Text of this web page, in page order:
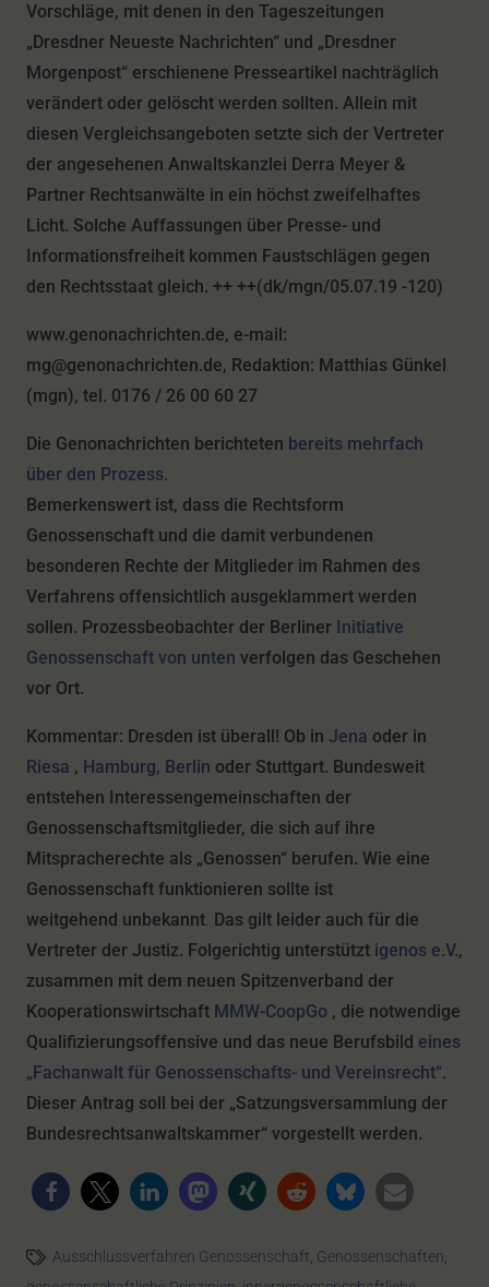
Vorschläge, mit denen in den Tageszeitungen
„Dresdner Neueste Nachrichten“ und „Dresdner
Morgenpost“ erschienene Presseartikel nachträglich
verändert oder gelöscht werden sollten. Allein mit
diesen Vergleichsangeboten setzte sich der Vertreter
der angesehenen Anwaltskanzlei Derra Meyer &
Partner Rechtsanwälte in ein höchst zweifelhaftes
Licht. Solche Auffassungen über Presse- und
Informationsfreiheit kommen Faustschlägen gegen
den Rechtsstaat gleich. ++ ++(dk/mgn/05.07.19 -120)
www.genonachrichten.de, e-mail:
mg@genonachrichten.de, Redaktion: Matthias Günkel
(mgn), tel. 0176 / 26 00 60 27
Die Genonachrichten berichteten bereits mehrfach
über den Prozess.
Bemerkenswert ist, dass die Rechtsform
Genossenschaft und die damit verbundenen
besonderen Rechte der Mitglieder im Rahmen des
Verfahrens offensichtlich ausgeklammert werden
sollen. Prozessbeobachter der Berliner Initiative
Genossenschaft von unten verfolgen das Geschehen
vor Ort.
Kommentar: Dresden ist überall! Ob in Jena oder in
Riesa , Hamburg, Berlin oder Stuttgart. Bundesweit
entstehen Interessengemeinschaften der
Genossenschaftsmitglieder, die sich auf ihre
Mitspracherechte als „Genossen“ berufen. Wie eine
Genossenschaft funktionieren sollte ist
weitgehend unbekannt. Das gilt leider auch für die
Vertreter der Justiz. Folgerichtig unterstützt igenos e.V.,
zusammen mit dem neuen Spitzenverband der
Kooperationswirtschaft MMW-CoopGo , die notwendige
Qualifizierungsoffensive und das neue Berufsbild eines
„Fachanwalt für Genossenschafts- und Vereinsrecht“.
Dieser Antrag soll bei der „Satzungsversammlung der
Bundesrechtsanwaltskammer“ vorgestellt werden.
Ausschlussverfahren Genossenschaft, Genossenschaften,